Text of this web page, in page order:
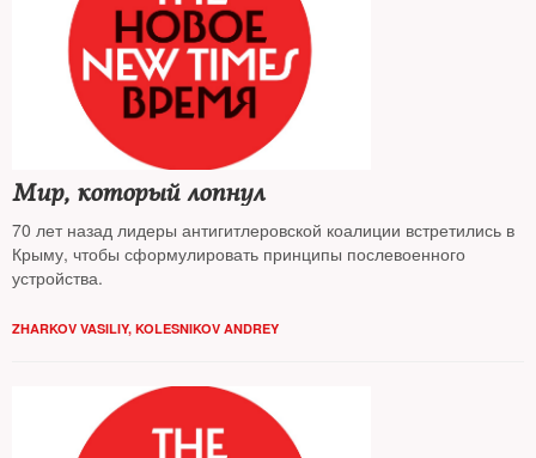
Мир, который лопнул
70 лет назад лидеры антигитлеровской коалиции встретились в
Крыму, чтобы сформулировать принципы послевоенного
устройства.
ZHARKOV VASILIY, KOLESNIKOV ANDREY